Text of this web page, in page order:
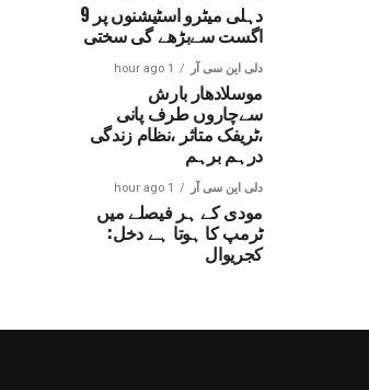
دہلی میٹرو اسٹیشنوں پر 9
اگست سےبڑھے گی سختی
دلی این سی آر 1 hour ago
موسلادھار بارش
سےچاروں طرف پانی
،ٹریفک متاثر ،نظام زندگی
درہم برہم
دلی این سی آر 1 hour ago
مودی کے ہر فیصلے میں
ٹرمپ کا ہوتا ہے دخل:
کجریوال